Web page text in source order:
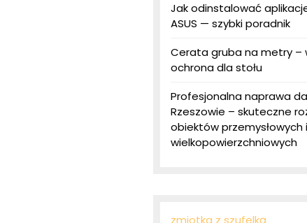
Jak odinstalować
ASUS — szybki poradnik
Cerata gruba na metry –
ochrona dla stołu
Profesjonalna naprawa
Rzeszowie – skuteczne
obiektów przemysłowych i
wielkopowierzchniowych
zmiotka z szufelką